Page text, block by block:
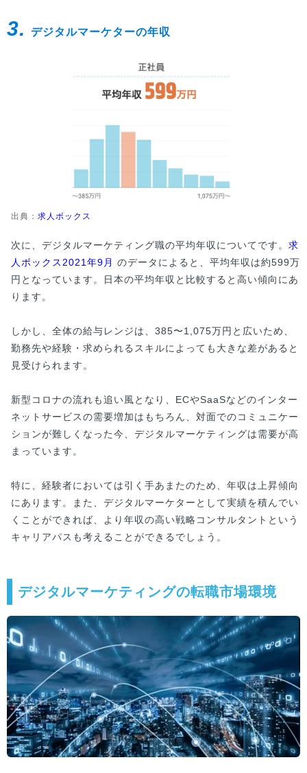
3. デジタルマーケターの年収
出典： 求人ボックス
次に、デジタルマーケティング職の平均年収についてです。 求
人ボックス2021年9月 のデータによると、平均年収は約599万
円となっています。日本の平均年収と比較すると高い傾向にあ
ります。
しかし、全体の給与レンジは、385〜1,075万円と広いため、
勤務先や経験・求められるスキルによっても大きな差があると
見受けられます。
新型コロナの流れも追い風となり、ECやSaaSなどのインター
ネットサービスの需要増加はもちろん、対面でのコミュニケー
ションが難しくなった今、デジタルマーケティングは需要が高
まっています。
特に、経験者においては引く手あまたのため、年収は上昇傾向
にあります。また、デジタルマーケターとして実績を積んでい
くことができれば、より年収の高い戦略コンサルタントという
キャリアパスも考えることができるでしょう。
デジタルマーケティングの転職市場環境